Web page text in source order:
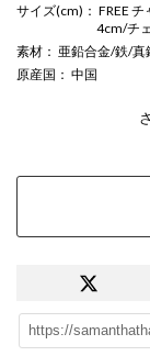
サイズ(cm) ： FREE
4cm/チ
素材 ： 亜鉛合金/鉄/
原産国 ： 中国